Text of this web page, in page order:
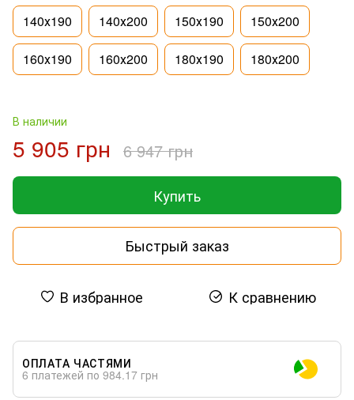
140х190 140х200 150х190 150х200
160х190 160х200 180х190 180х200
В наличии
5 905 грн 6 947 грн
Купить
Быстрый заказ
В избранное К сравнению
ОПЛАТА ЧАСТЯМИ
6 платежей по 984.17 грн